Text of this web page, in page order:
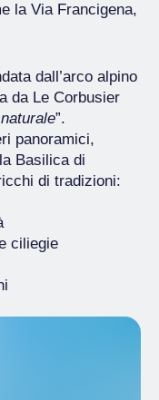
la Via Francigena,
dall’arco alpino
da Le Corbusier
”.
panoramici,
Basilica di
di tradizioni:
ciliegie